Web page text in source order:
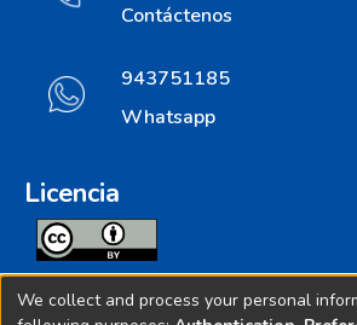
Contáctenos
943751185
Whatsapp
Licencia
Todos los contenidos de
licenciados bajo
We collect and process your personal